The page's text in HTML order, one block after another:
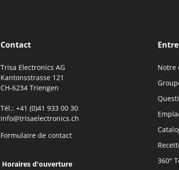
Contact
Trisa Electronics AG
Kantonsstrasse 121
CH-6234 Triengen
Tél.: +41 (0)41 933 00 30
info@trisaelectronics.ch
Formulaire de contact
Horaires d'ouverture
Notre
360°